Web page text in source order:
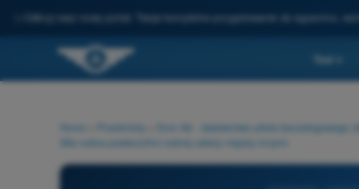
Odkryj nasz nowy portal: Twoje kompletne przygotowanie do egzaminu,
Test
Home Przedmioty Dron A2 - świadectwo pilota bezzałogowego
Siła nośna powierzchni nośnej zależy między innymi: